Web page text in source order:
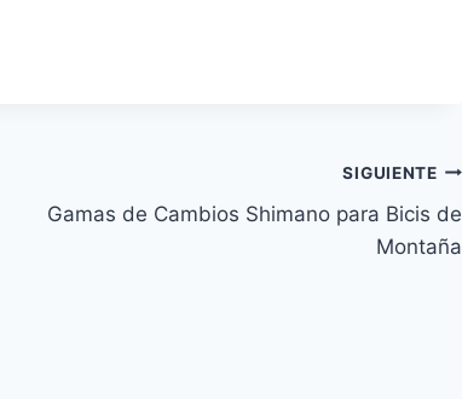
SIGUIENTE
Gamas de Cambios Shimano para Bicis de
Montaña